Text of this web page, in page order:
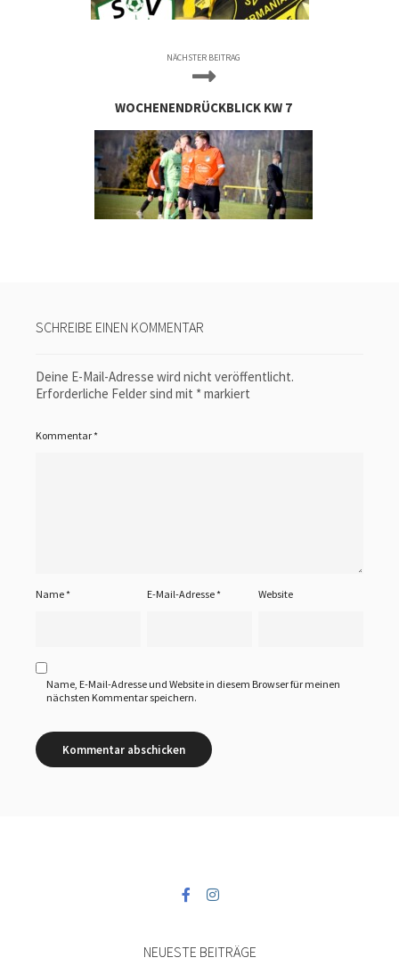
NÄCHSTER BEITRAG
WOCHENENDRÜCKBLICK KW 7
SCHREIBE EINEN KOMMENTAR
Deine E-Mail-Adresse wird nicht veröffentlicht.
Erforderliche Felder sind mit *markiert
Kommentar*
Name* E-Mail-Adresse* Website
Name, E-Mail-Adresse und Website in diesem Browser für meinen
nächsten Kommentar speichern.
NEUESTE BEITRÄGE